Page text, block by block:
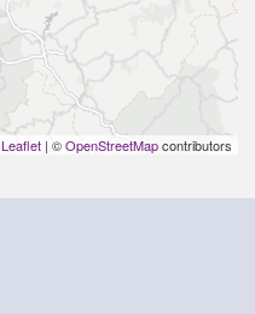
Leaflet | ©OpenStreetMapcontributors